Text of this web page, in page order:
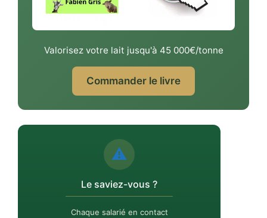
Valorisez votre lait jusqu'à 45 000€/tonne
Commander le livre
⚠️
Le saviez-vous ?
Chaque salarié en contact